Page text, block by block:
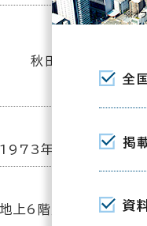
秋田駅(JR) 西口
1973年 6月（リニュー
地上6階／地下1階建
※オフ
全
掲
資